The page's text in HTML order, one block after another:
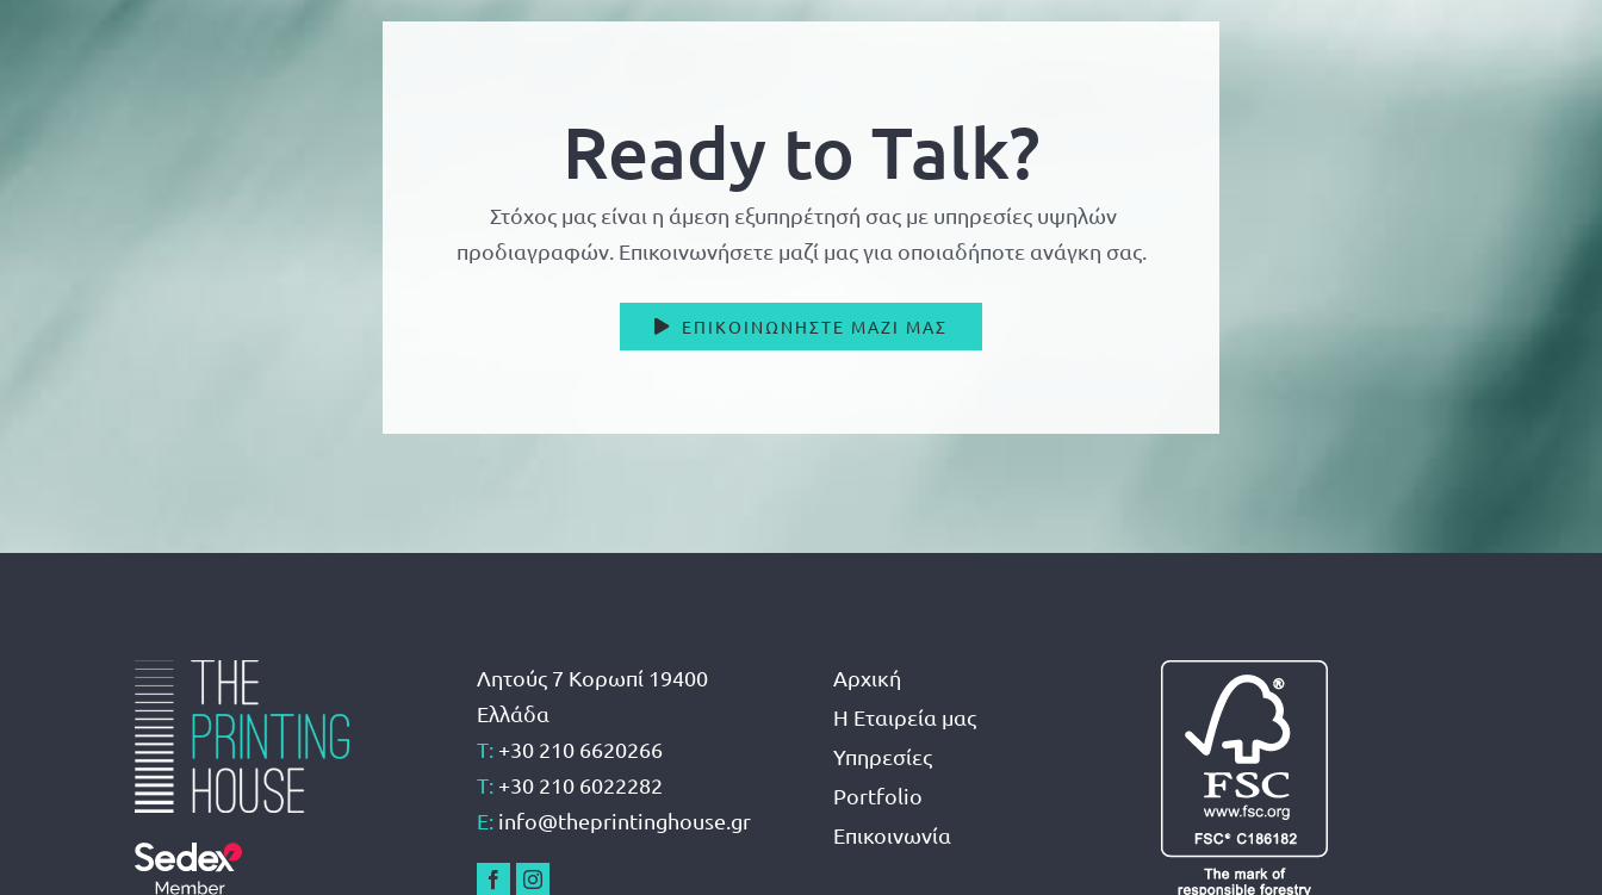
Ready to Talk?
Στόχος μας είναι η άμεση εξυπηρέτησή σας με υπηρεσίες υψηλών
προδιαγραφών. Eπικοινωνήσετε μαζί μας για οποιαδήποτε ανάγκη σας.
ΕΠΙΚΟΙΝΩΝΗΣΤΕ ΜΑΖΙ ΜΑΣ
Λητούς 7 Κορωπί 19400
Ελλάδα
Τ: +30 210 6620266
Τ: +30 210 6022282
E: info@theprintinghouse.gr
Αρχική
Η Εταιρεία μας
Υπηρεσίες
Portfolio
Επικοινωνία